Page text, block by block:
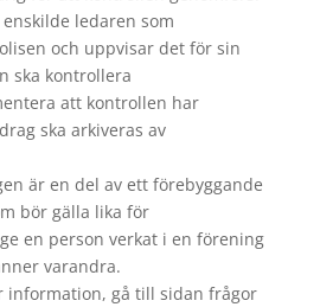
ledaren som
och uppvisar det för sin
ska kontrollera
att kontrollen har
ska arkiveras av
är en del av ett förebyggande
bör gälla lika för
en person verkat i en förening
varandra.
information, gå till sidan frågor